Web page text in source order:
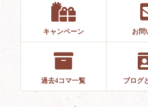
キャンペーン お問
過去4コマ一覧 ブログ